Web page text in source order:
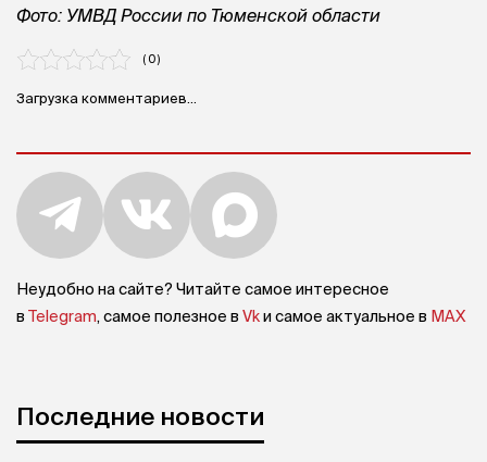
Фото: УМВД России по Тюменской области
( 0 )
Загрузка комментариев...
Неудобно на сайте? Читайте самое интересное
в Telegram, самое полезное в Vkи самое актуальное в MAX
Последние новости